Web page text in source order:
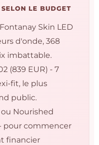
LE BUDGET
Fontanay Skin LED
d'onde, 368
imbattable.
(839 EUR) - 7
fit, le plus
public.
ou Nourished
pour commencer
financier